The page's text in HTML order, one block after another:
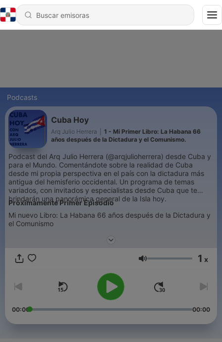
Podcasts
Cuba Hoy
Arq Julio Herrera
1 - Mi Primer Libro: La Habana 66
años después de la Dictadura y el Comunismo.
Podcast del Arq Julio Herrera (@arqjulioherrera) desde Cuba y
para el Mundo. Comentándote sobre la realidad de Cuba
desde mi propia perspectiva en el país con la dictadura más
antigua del hemisferio occidental. Un programa de temas
variados, con invitados y especialistas desde Cuba que te
brindarán una panorámica general de la Isla hoy.
Próximamente Primer Episodio
Mi nuevo Libro: La Habana 66 años después de la Dictadura y
el Comunismo
Volumen 1 x
00:00 00:00